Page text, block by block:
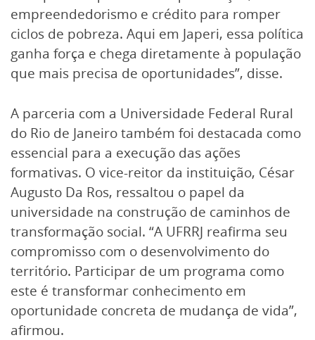
empreendedorismo e crédito para romper
ciclos de pobreza. Aqui em Japeri, essa política
ganha força e chega diretamente à população
que mais precisa de oportunidades”, disse.
A parceria com a Universidade Federal Rural
do Rio de Janeiro também foi destacada como
essencial para a execução das ações
formativas. O vice-reitor da instituição, César
Augusto Da Ros, ressaltou o papel da
universidade na construção de caminhos de
transformação social. “A UFRRJ reafirma seu
compromisso com o desenvolvimento do
território. Participar de um programa como
este é transformar conhecimento em
oportunidade concreta de mudança de vida”,
afirmou.